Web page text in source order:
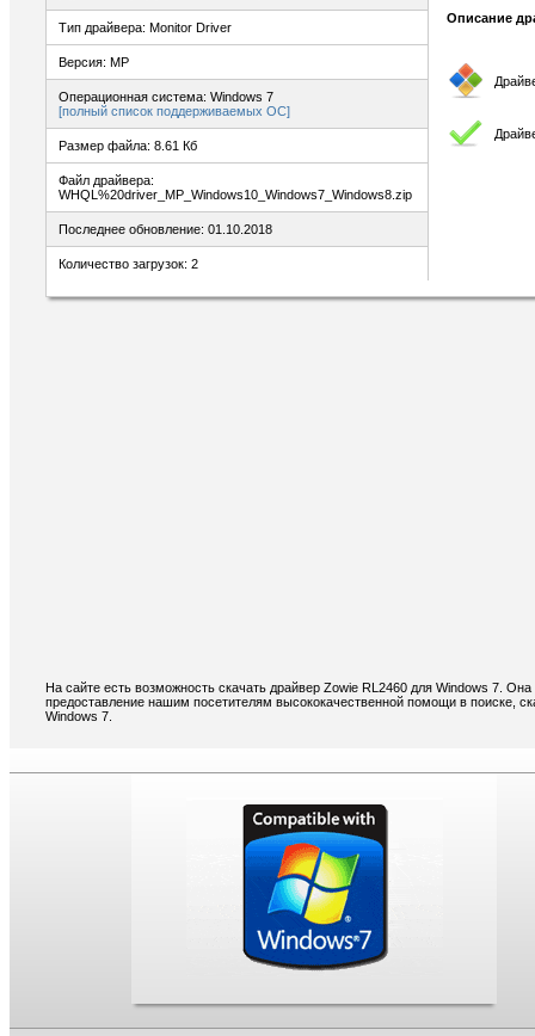
Тип драйвера: Monitor Driver
Версия: MP
Операционная система: Windows 7
[полный список поддерживаемых ОС]
Размер файла: 8.61 Кб
Файл драйвера:
WHQL%20driver_MP_Windows10_Windows7_Windows8.zip
Последнее обновление: 01.10.2018
Количество загрузок: 2
Описание
На сайте есть возможность скачать драйвер Zowie RL2460 для Windows 7.
предоставление нашим посетителям высококачественной помощи в поиске,
Windows 7.